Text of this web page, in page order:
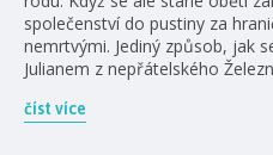
společenství do pustiny za
nemrtvými. Jediný způsob, jak
Julianem z nepřátelského
číst více